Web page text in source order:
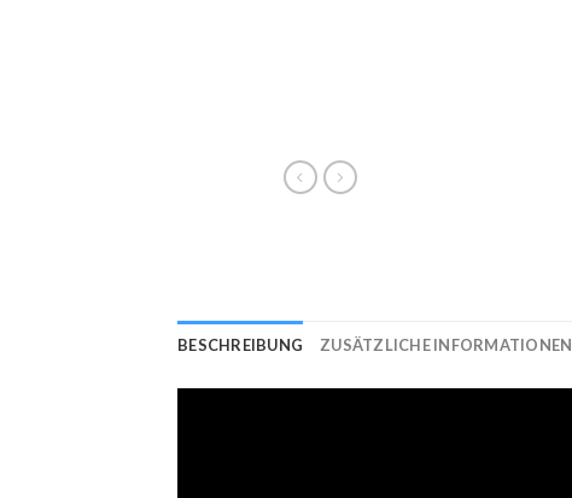
BESCHREIBUNG ZUSÄTZLICHE INFORMATIONEN